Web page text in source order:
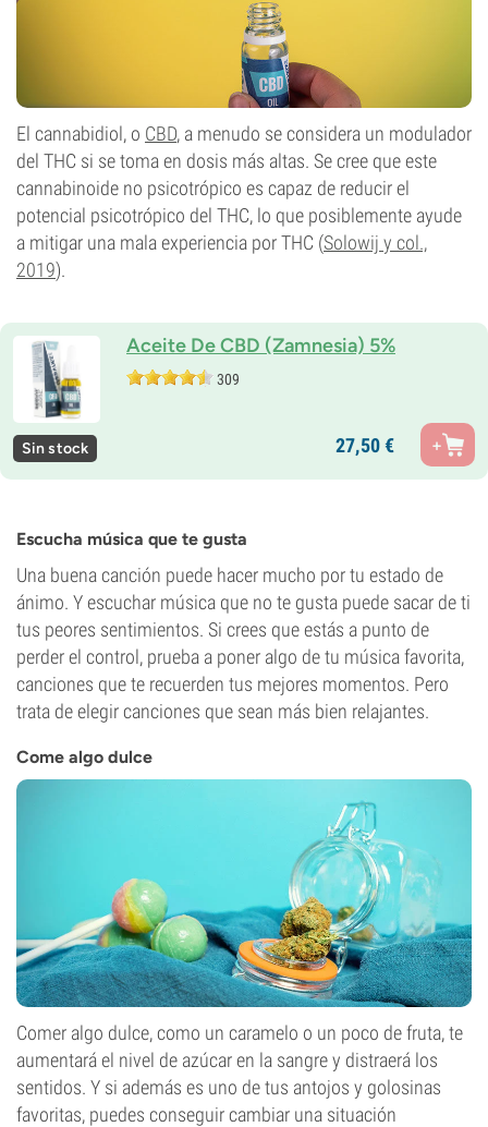
El cannabidiol, o CBD, a menudo se considera un modulador
del THC si se toma en dosis más altas. Se cree que este
cannabinoide no psicotrópico es capaz de reducir el
potencial psicotrópico del THC, lo que posiblemente ayude
a mitigar una mala experiencia por THC (Solowij y col.,
2019).
Aceite De CBD (Zamnesia) 5%
309
Sin stock 27,50€
Escucha música que te gusta
Una buena canción puede hacer mucho por tu estado de
ánimo. Y escuchar música que no te gusta puede sacar de ti
tus peores sentimientos. Si crees que estás a punto de
perder el control, prueba a poner algo de tu música favorita,
canciones que te recuerden tus mejores momentos. Pero
trata de elegir canciones que sean más bien relajantes.
Come algo dulce
Comer algo dulce, como un caramelo o un poco de fruta, te
aumentará el nivel de azúcar en la sangre y distraerá los
sentidos. Y si además es uno de tus antojos y golosinas
favoritas, puedes conseguir cambiar una situación